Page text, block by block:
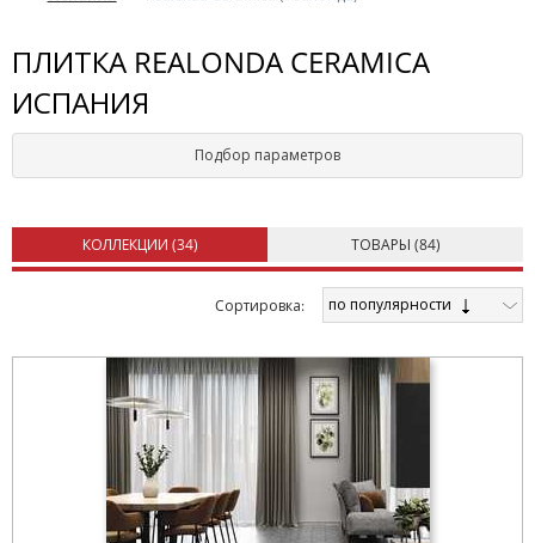
ПЛИТКА REALONDA CERAMICA
ИСПАНИЯ
Подбор параметров
КОЛЛЕКЦИИ (34) ТОВАРЫ (84)
Cортировка: по популярности